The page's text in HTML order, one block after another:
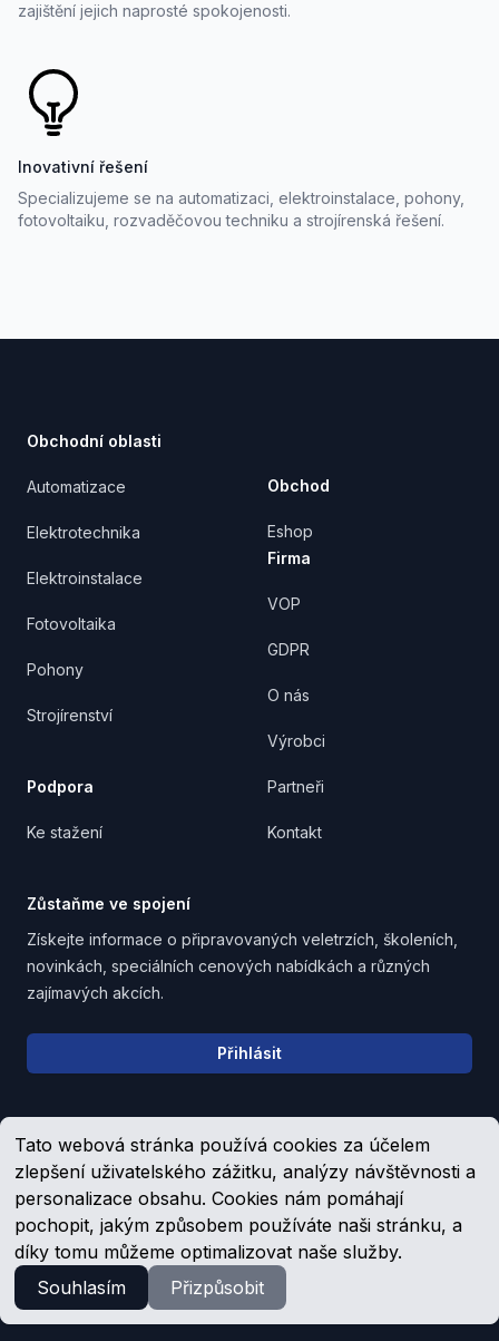
Tato webová stránka používá cookies za účelem
zlepšení uživatelského zážitku, analýzy návštěvnosti a
personalizace obsahu. Cookies nám pomáhají
pochopit, jakým způsobem používáte naši stránku, a
díky tomu můžeme optimalizovat naše služby.
Souhlasím
Přizpůsobit
zajištění jejich naprosté spokojenosti.
Inovativní řešení
Specializujeme se na automatizaci, elektroinstalace, pohony,
fotovoltaiku, rozvaděčovou techniku a strojírenská řešení.
Obchodní oblasti
Automatizace
Elektrotechnika
Elektroinstalace
Fotovoltaika
Pohony
Strojírenství
Podpora
Ke stažení
Obchod
Eshop
Firma
VOP
GDPR
O nás
Výrobci
Partneři
Kontakt
Zůstaňme ve spojení
Získejte informace o připravovaných veletrzích, školeních,
novinkách, speciálních cenových nabídkách a různých
zajímavých akcích.
Email address Přihlásit
Upozornění pro věřitele, společníky a zaměstnance
FacebookYouTube
© 1992 -2026Schmachtl.cz, s.r.o.